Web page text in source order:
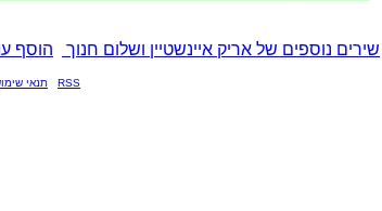
שירים נוספים של אריק איינשטיין ושלום חנוך הוסף
RSS תנאי